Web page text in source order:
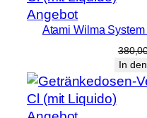
AngebotProdukt
im
Angebot
Atami Wilma
In